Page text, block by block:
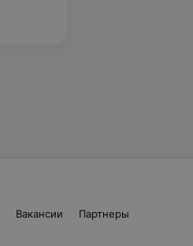
Вакансии
Партнеры